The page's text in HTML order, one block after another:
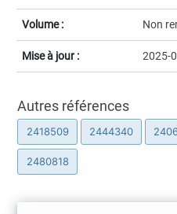
Volume : Non
Mise à jour : 2025-
Autres références
2418509 2444340
2480818